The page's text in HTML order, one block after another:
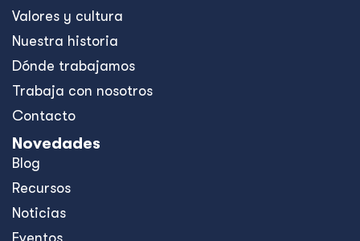
Valores y cultura
Nuestra historia
Dónde trabajamos
Trabaja con nosotros
Contacto
Novedades
Blog
Recursos
Noticias
Eventos